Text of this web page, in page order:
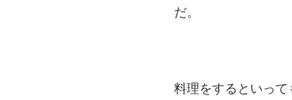
だ。
料理をするといっ